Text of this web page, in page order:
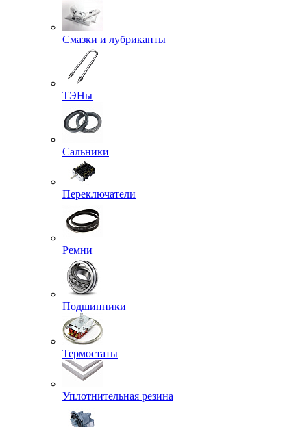
Смазки и лубриканты
ТЭНы
Сальники
Переключатели
Ремни
Подшипники
Термостаты
Уплотнительная резина